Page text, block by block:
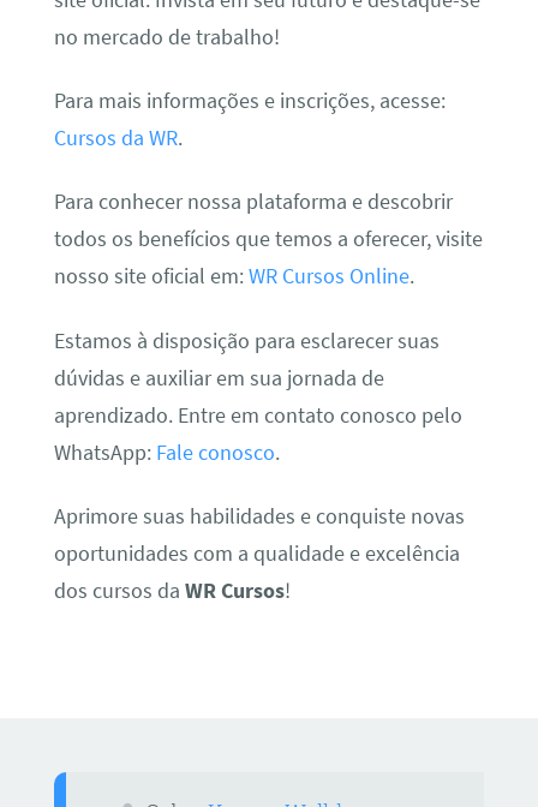
no mercado de trabalho!
Para mais informações e inscrições, acesse:
Cursos da WR.
Para conhecer nossa plataforma e descobrir
todos os benefícios que temos a oferecer, visite
nosso site oficial em:WR Cursos Online.
Estamos à disposição para esclarecer suas
dúvidas e auxiliar em sua jornada de
aprendizado. Entre em contato conosco pelo
WhatsApp: Fale conosco.
Aprimore suas habilidades e conquiste novas
oportunidades com a qualidade e excelência
dos cursos da WR Cursos!